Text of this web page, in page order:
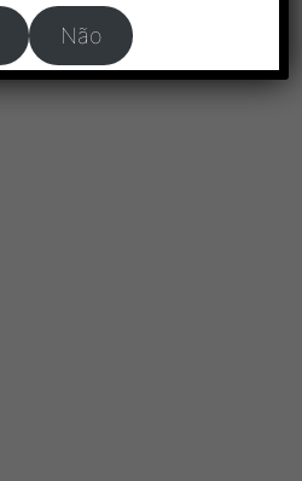
Não